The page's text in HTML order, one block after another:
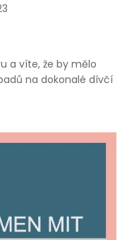
a víte, že by mělo
na dokonalé dívčí